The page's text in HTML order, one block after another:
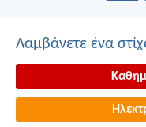
Λαμβάνετε ένα